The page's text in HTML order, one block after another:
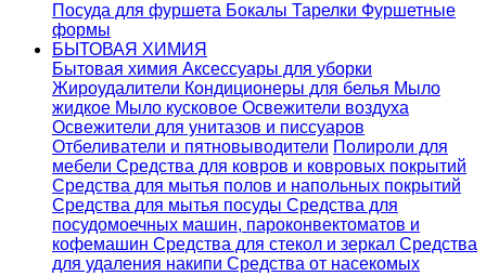
Посуда для фуршета Бокалы Тарелки Фуршетные
формы
БЫТОВАЯ ХИМИЯ
Бытовая химия Аксессуары для уборки
Жироудалители Кондиционеры для белья Мыло
жидкое Мыло кусковое Освежители воздуха
Освежители для унитазов и писсуаров
Отбеливатели и пятновыводители Полироли для
мебели Средства для ковров и ковровых покрытий
Средства для мытья полов и напольных покрытий
Средства для мытья посуды Средства для
посудомоечных машин, пароконвектоматов и
кофемашин Средства для стекол и зеркал Средства
для удаления накипи Средства от насекомых